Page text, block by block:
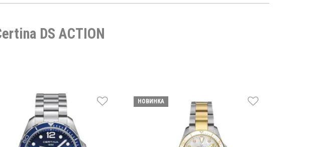
DS ACTION
НОВИНКА